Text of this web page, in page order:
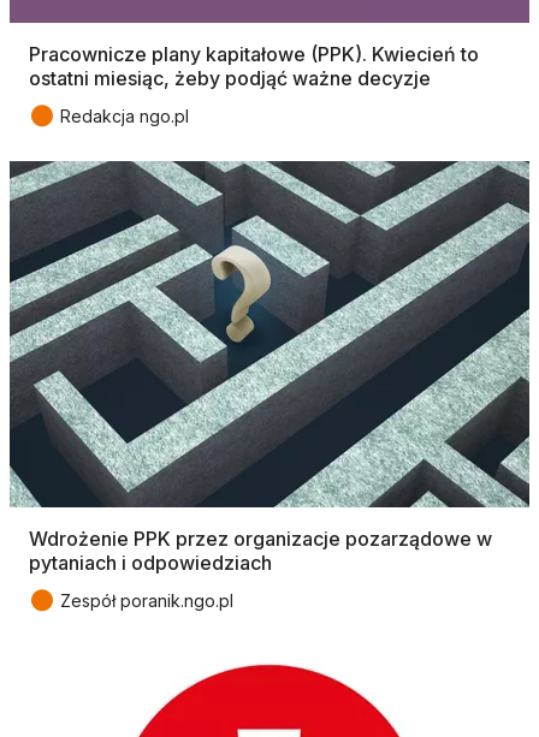
Pracownicze plany kapitałowe (PPK). Kwiecień to
ostatni miesiąc, żeby podjąć ważne decyzje
● Redakcja ngo.pl
Wdrożenie PPK przez organizacje pozarządowe w
pytaniach i odpowiedziach
● Zespół poranik.ngo.pl